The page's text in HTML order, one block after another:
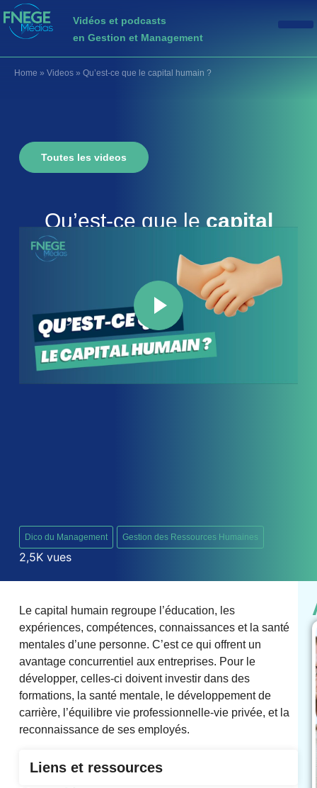
Vidéos et podcasts
en Gestion et Management
Home » Videos » Qu’est-ce que le capital humain ?
Toutes les videos
Qu’est-ce que le capital
Dico du Management Gestion des Ressources Humaines
2,5K vues
Le capital humain regroupe l’éducation, les
expériences, compétences, connaissances et la santé
mentales d’une personne. C’est ce qui offrent un
avantage concurrentiel aux entreprises. Pour le
développer, celles-ci doivent investir dans des
formations, la santé mentale, le développement de
carrière, l’équilibre vie professionnelle-vie privée, et la
reconnaissance de ses employés.
Liens et ressources